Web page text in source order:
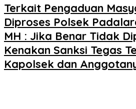
Terkait Pengaduan
Diproses Polsek
MH : Jika Benar Tidak
Kenakan Sanksi Tegas
Kapolsek dan